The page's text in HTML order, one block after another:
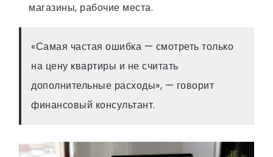
магазины, рабочие места.
«Самая частая ошибка — смотреть только
на цену квартиры и не считать
дополнительные расходы», — говорит
финансовый консультант.